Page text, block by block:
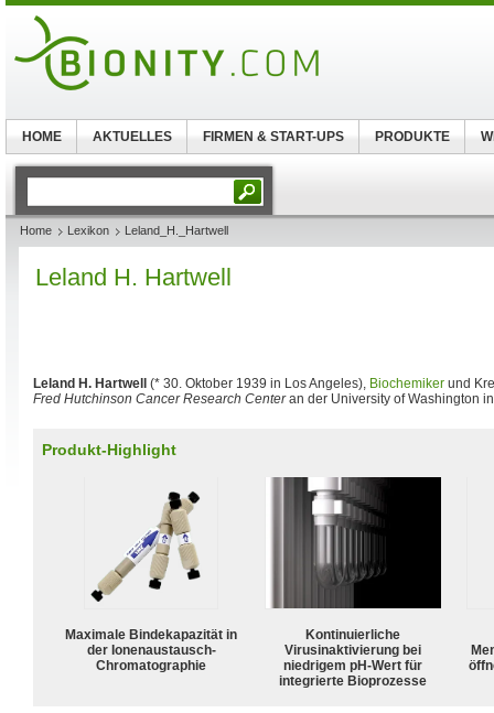
Home Lexikon Leland_H._Hartwell
Leland H. Hartwell
Leland H. Hartwell (* 30. Oktober 1939 in Los Angeles), Biochemiker und
Fred Hutchinson Cancer Research Centeran der University of Washington
Produkt-Highlight
Maximale Bindekapazität in
der Ionenaustausch-
Chromatographie
Kontinuierliche
Virusinaktivierung bei
niedrigem pH-Wert für
integrierte Bioprozesse
HOME AKTUELLES FIRMEN & START-UPS PRODUKTE